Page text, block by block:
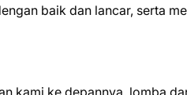
baik dan lancar, serta
kami ke depannya, lomba